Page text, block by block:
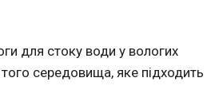
для стоку води у вологих
середовища, яке підходить